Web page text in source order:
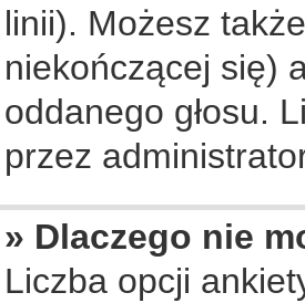
linii). Możesz
niekończącej się)
oddanego głosu.
przez
» Dlaczego nie
Liczba opcji